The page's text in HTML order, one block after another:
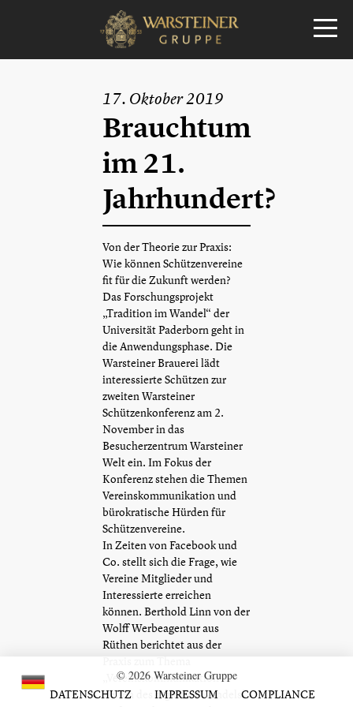
17. Oktober 2019
Brauchtum
im 21.
Jahrhundert?
Von der Theorie zur Praxis:
Wie können Schützenvereine
fit für die Zukunft werden?
Das Forschungsprojekt
„Tradition im Wandel“ der
Universität Paderborn geht in
die Anwendungsphase. Die
Warsteiner Brauerei lädt
interessierte Schützen zur
zweiten Warsteiner
Schützenkonferenz am 2.
November in das
Besucherzentrum Warsteiner
Welt ein. Im Fokus der
Konferenz stehen die Themen
Vereinskommunikation und
bürokratische Hürden für
Schützenvereine.
In Zeiten von Facebook und
Co. stellt sich die Frage, wie
Vereine Mitglieder und
Interessierte erreichen
können. Berthold Linn von der
Wolff Werbeagentur aus
Rüthen berichtet aus der
„Vereinskommunikation in
Zeiten des digitalen Wandels“.
© 2026 Warsteiner Gruppe
DATENSCHUTZ
IMPRESSUM COMPLIANCE